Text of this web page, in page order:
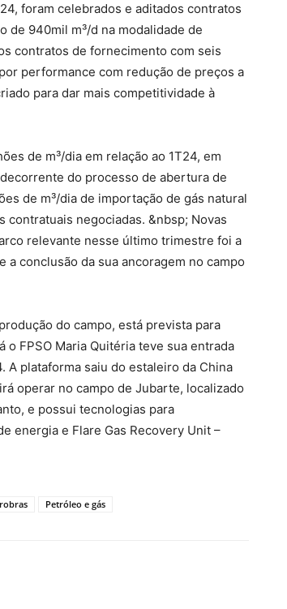
foram celebrados e aditados contratos
de 940mil m³/d na modalidade de
contratos de fornecimento com seis
performance com redução de preços a
para dar mais competitividade à
de m³/dia em relação ao 1T24, em
do processo de abertura de
de m³/dia de importação de gás natural
negociadas. &nbsp; Novas
relevante nesse último trimestre foi a
a conclusão da sua ancoragem no campo
do campo, está prevista para
FPSO Maria Quitéria teve sua entrada
A plataforma saiu do estaleiro da China
operar no campo de Jubarte, localizado
e possui tecnologias para
energia e Flare Gas Recovery Unit –
Petróleo e gás